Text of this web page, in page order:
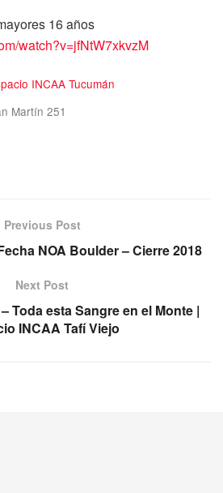
16 años
watch?v=jfNtW7xkvzM
INCAA Tucumán
Martín 251
Previous Post
NOA Boulder – Cierre 2018
Next Post
Toda esta Sangre en el Monte |
INCAA Tafí Viejo